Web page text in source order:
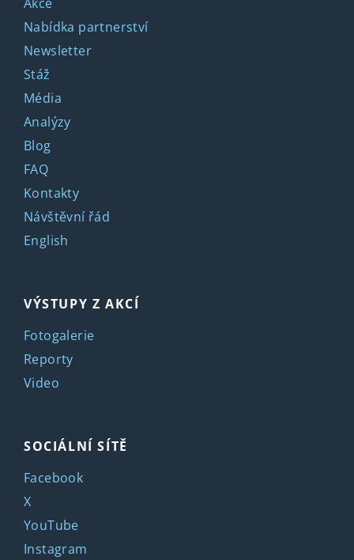
Nabídka partnerství
Newsletter
Stáž
Média
Analýzy
Blog
FAQ
Kontakty
Návštěvní řád
English
VÝSTUPY Z AKCÍ
Fotogalerie
Reporty
Video
SOCIÁLNÍ SÍTĚ
Facebook
X
YouTube
Instagram